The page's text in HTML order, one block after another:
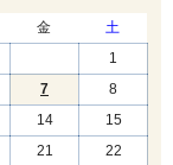
金
土
1
7
8
14
15
21
22